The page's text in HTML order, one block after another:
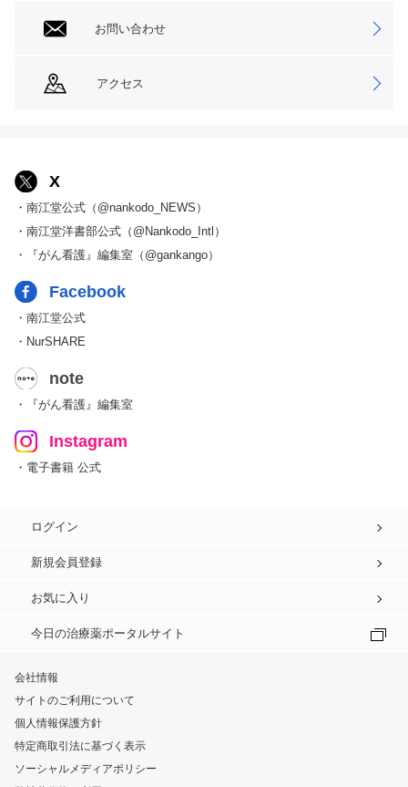
お問い合わせ
アクセス
X
・南江堂公式（@nankodo_NEWS）
・南江堂洋書部公式（@Nankodo_Intl）
・『がん看護』編集室（@gankango）
Facebook
・南江堂公式
・NurSHARE
note
・『がん看護』編集室
Instagram
・電子書籍 公式
ログイン
新規会員登録
お気に入り
今日の治療薬ポータルサイト
会社情報
サイトのご利用について
個人情報保護方針
特定商取引法に基づく表示
ソーシャルメディアポリシー